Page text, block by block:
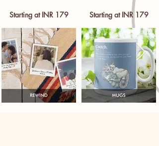
Starting at INR 179 Starting at INR 179